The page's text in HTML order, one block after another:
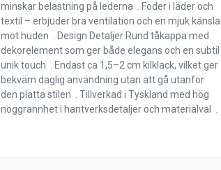
minskar belastning på lederna . Foder i läder och
textil – erbjuder bra ventilation och en mjuk känsla
mot huden . Design Detaljer Rund tåkappa med
dekorelement som ger både elegans och en subtil
unik touch . Endast ca 1,5–2 cm kilklack, vilket ger
bekväm daglig användning utan att gå utanför
den platta stilen . Tillverkad i Tyskland med hög
noggrannhet i hantverksdetaljer och materialval .